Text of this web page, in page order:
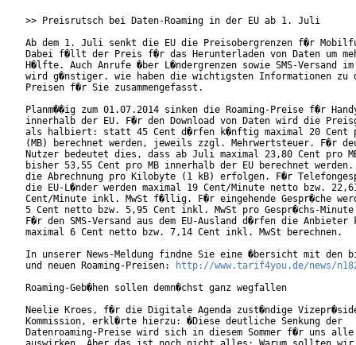
>> Preisrutsch bei Daten-Roaming in der EU ab 1. Juli
Ab dem 1. Juli senkt die EU die Preisobergrenzen f�r
Dabei f�llt der Preis f�r das Herunterladen von Daten um
H�lfte. Auch Anrufe �ber L�ndergrenzen sowie SMS-Versand im
wird g�nstiger. wie haben die wichtigsten Informationen zu
Preisen f�r Sie zusammengefasst.
Planm��ig zum 01.07.2014 sinken die Roaming-Preise f�r
innerhalb der EU. F�r den Download von Daten wird die
als halbiert: statt 45 Cent d�rfen k�nftig maximal 20 Cent
(MB) berechnet werden, jeweils zzgl. Mehrwertsteuer. F�r
Nutzer bedeutet dies, dass ab Juli maximal 23,80 Cent pro
bisher 53,55 Cent pro MB innerhalb der EU berechnet werden.
die Abrechnung pro Kilobyte (1 kB) erfolgen. F�r
die EU-L�nder werden maximal 19 Cent/Minute netto bzw.
Cent/Minute inkl. MwSt f�llig. F�r eingehende Gespr�che
5 Cent netto bzw. 5,95 Cent inkl. MwSt pro Gespr�chs-
F�r den SMS-Versand aus dem EU-Ausland d�rfen die
maximal 6 Cent netto bzw. 7,14 Cent inkl. MwSt berechnen.
In unserer News-Meldung findne Sie eine �bersicht mit den
und neuen Roaming-Preisen:
http://www.tarif4you.de/news/
Roaming-Geb�hen sollen demn�chst ganz wegfallen
Neelie Kroes, f�r die Digitale Agenda zust�ndige
Kommission, erkl�rte hierzu: �Diese deutliche Senkung der
Datenroaming-Preise wird sich in diesem Sommer f�r uns